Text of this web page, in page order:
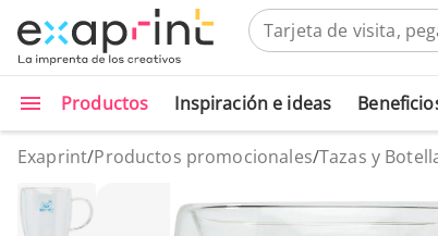
Productos Inspiración e ideas
Exaprint/Productos promocionales/Tazas y